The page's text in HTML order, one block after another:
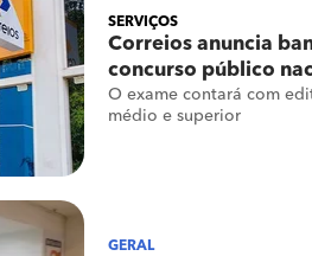
SERVIÇOS
Correios anuncia
concurso público
O exame contará com
médio e superior
GERAL